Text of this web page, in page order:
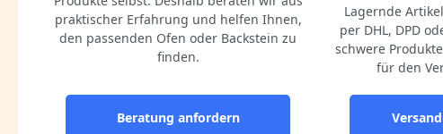
praktischer Erfahrung und helfen Ihnen,
den passenden Ofen oder Backstein zu
finden.
Beratung anfordern
Lagernde
per DHL, DPD
schwere
für den